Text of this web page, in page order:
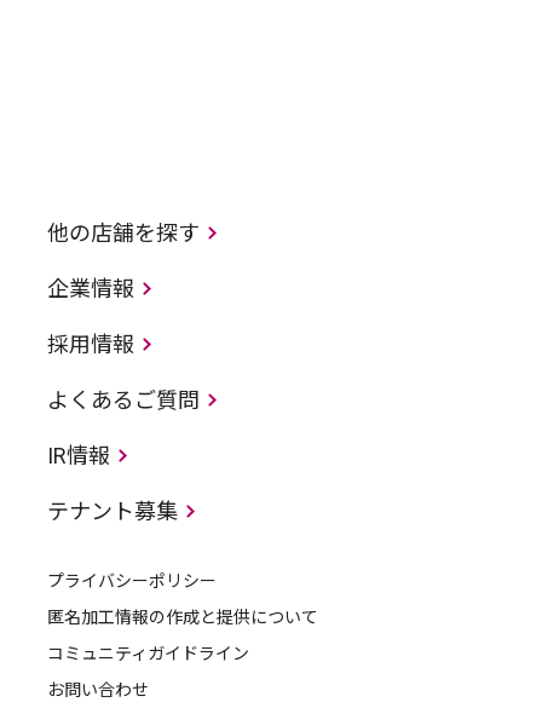
他の店舗を探す
企業情報
採用情報
よくあるご質問
IR情報
テナント募集
プライバシーポリシー
匿名加工情報の作成と提供について
コミュニティガイドライン
お問い合わせ